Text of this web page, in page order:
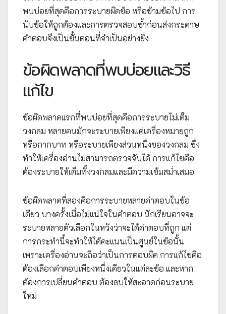
พบบ่อยที่สุดคือการระบายผิดข้อ หรือข้ามข้อไป การ
นับข้อให้ถูกต้องและการตรวจสอบซ้ำก่อนส่งกระดาษ
คำตอบจึงเป็นขั้นตอนที่จำเป็นอย่างยิ่ง
ข้อผิดพลาดที่พบบ่อยและวิธี
แก้ไข
ข้อผิดพลาดแรกที่พบบ่อยที่สุดคือการระบายไม่เต็ม
วงกลม หลายคนมักจะระบายเพียงแค่เครื่องหมายถูก
หรือกากบาท หรือระบายเพียงส่วนหนึ่งของวงกลม ซึ่ง
ทำให้เครื่องอ่านไม่สามารถตรวจจับได้ การแก้ไขคือ
ต้องระบายให้เต็มทั้งวงกลมและมีความเข้มสม่ำเสมอ
ข้อผิดพลาดที่สองคือการระบายหลายคำตอบในข้อ
เดียว บางครั้งเมื่อไม่แน่ใจในคำตอบ นักเรียนอาจจะ
ระบายหลายตัวเลือกในหวังว่าจะได้คำตอบที่ถูก แต่
การกระทำนี้จะทำให้ได้คะแนนเป็นศูนย์ในข้อนั้น
เพราะเครื่องอ่านจะถือว่าเป็นการตอบผิด การแก้ไขคือ
ต้องเลือกคำตอบเพียงหนึ่งเดียวในแต่ละข้อ และหาก
ต้องการเปลี่ยนคำตอบ ต้องลบให้สะอาดก่อนระบาย
ใหม่